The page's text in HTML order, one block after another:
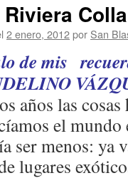
Riviera
2 enero, 2012por San
de mis
años las
el
ser menos: ya
lugares